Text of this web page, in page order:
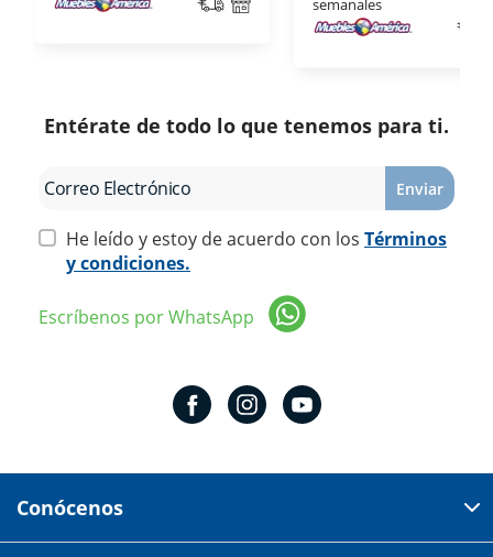
semanales
Entérate de todo lo que tenemos para ti.
Enviar
He leído y estoy de acuerdo con los Términos
y condiciones.
Escríbenos por WhatsApp
Conócenos